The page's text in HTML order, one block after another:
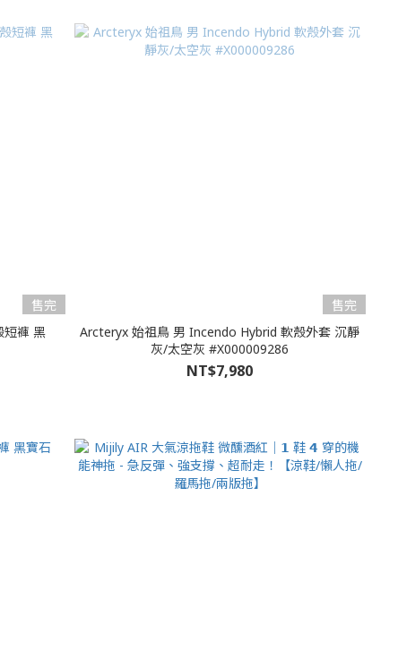
售完
褲 黑
售完
Arcteryx 始祖鳥 男 Incendo Hybrid 軟殼外套 沉靜
灰/太空灰 #X000009286
NT$7,980